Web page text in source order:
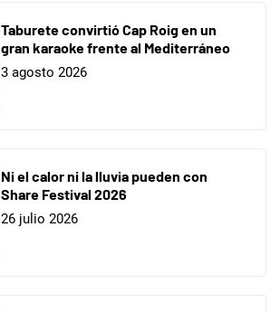
Taburete convirtió Cap Roig en un
gran karaoke frente al Mediterráneo
3 agosto 2026
Ni el calor ni la lluvia pueden con
Share Festival 2026
26 julio 2026